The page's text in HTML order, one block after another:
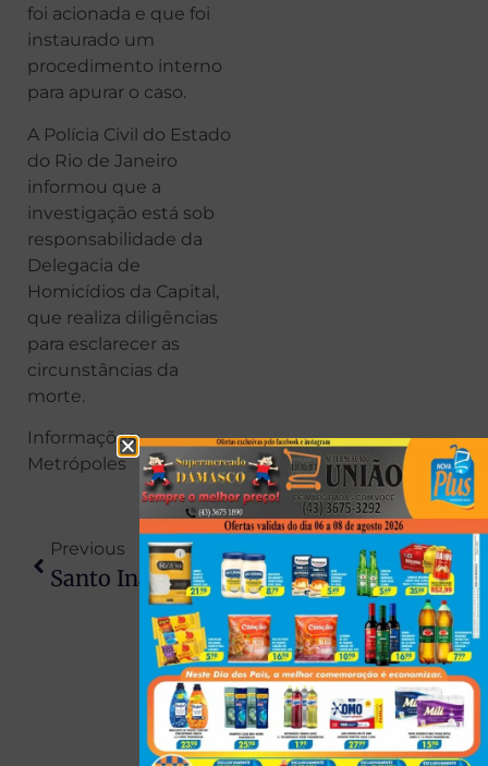
foi acionada e que foi
instaurado um
procedimento interno
para apurar o caso.
A Polícia Civil do Estado
do Rio de Janeiro
informou que a
investigação está sob
responsabilidade da
Delegacia de
Homicídios da Capital,
que realiza diligências
para esclarecer as
circunstâncias da
morte.
Informações:
Metrópoles
Previous
Santo Inácio Se Prepara Para Festa Do Trabalhador Com Show De Hugo & Tiago
Next
Morte De Menina De 6 Anos Em Acidente Com Caminhão Gera Comoção No PR